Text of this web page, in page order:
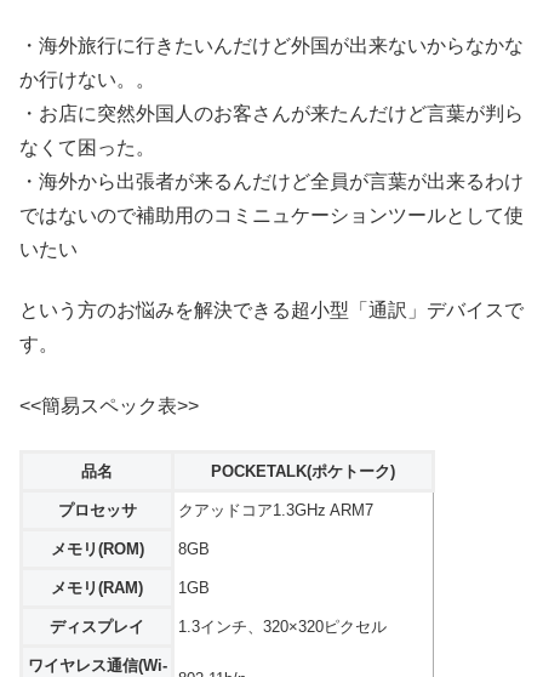
・海外旅行に行きたいんだけど外国が出来ないからなかな
か行けない。。
・お店に突然外国人のお客さんが来たんだけど言葉が判ら
なくて困った。
・海外から出張者が来るんだけど全員が言葉が出来るわけ
ではないので補助用のコミニュケーションツールとして使
いたい
という方のお悩みを解決できる超小型「通訳」デバイスで
す。
<<簡易スペック表>>
品名 POCKETALK(ポケトーク)
プロセッサ クアッドコア1.3GHz ARM7
メモリ(ROM) 8GB
メモリ(RAM) 1GB
ディスプレイ 1.3インチ、320×320ピクセル
ワイヤレス通信(Wi-